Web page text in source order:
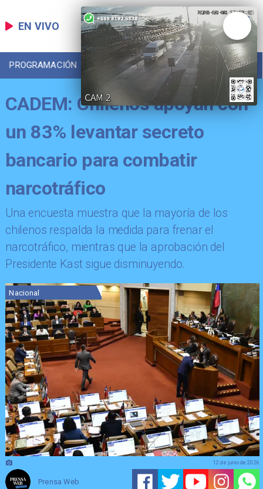
EN VIVO
PROGRAMACIÓN LOCAL DEPORTES
CADEM: Chilenos apoyan con
un 83% levantar secreto
bancario para combatir
narcotráfico
Una encuesta muestra que la mayoría de los
chilenos respalda la medida para frenar el
narcotráfico, mientras que la aprobación del
Presidente Kast sigue disminuyendo.
Nacional
Prensa Web
12 de junio de 2026